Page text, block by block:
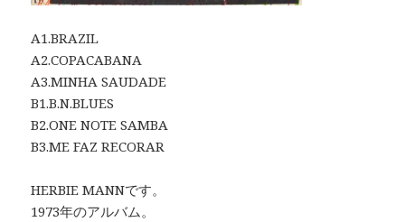
A1.BRAZIL
A2.COPACABANA
A3.MINHA SAUDADE
B1.B.N.BLUES
B2.ONE NOTE SAMBA
B3.ME FAZ RECORAR
HERBIE MANNです。
1973年のアルバム。